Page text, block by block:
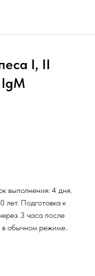
I, II
выполнения: 4 дня.
лет. Подготовка к
3 часа после
обычном режиме..